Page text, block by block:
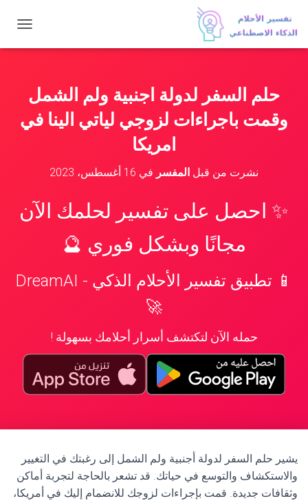
ب
ت
حلم السفر لدولة اجنبية ولم الشمل
وقمت باجراءات لزوجي لياتي الينا في
امريكا
نشرت من قبل المفسر في 16 أغسطس، 2023
✨ احصل على تفسير لحلمك الآن
مجانًا وبشكل فوري 🔮
📱 تطبيق تفسير الأحلام الذكي - DreamAI
🚀
حمله الآن لتكتشف أسرار أحلامك بسهولة !
يشير حلم السفر لدولة أجنبية ولم الشمل إلى رغبتك في التغيير
والاستكشاف والتوسع في حياتك. قد تشعر بالحاجة لتجربة أماكن
وثقافات جديدة. قمت بإجراءات لزوجك للانضمام إليك في أمريكا،